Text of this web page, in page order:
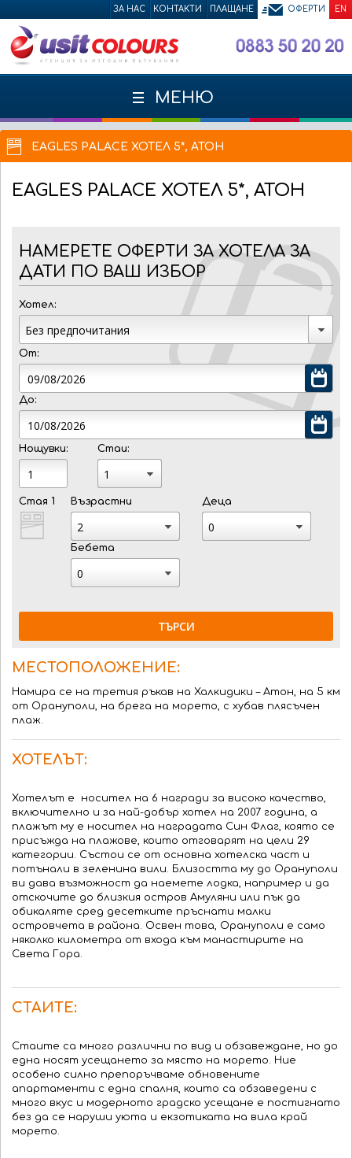
ЗА НАС КОНТАКТИ ПЛАЩАНЕ ОФЕРТИ EN
МЕНЮ
EAGLES PALACE ХОТЕЛ 5*, АТОН
EAGLES PALACE ХОТЕЛ 5*, АТОН
НАМЕРЕТЕ ОФЕРТИ ЗА ХОТЕЛА ЗА
ДАТИ ПО ВАШ ИЗБОР
Хотел:
От:
До:
Нощувки: Стаи:
Стая 1 Възрастни Деца
Бебета
ТЪРСИ
МЕСТОПОЛОЖЕНИЕ:
Намира се на третия ръкав на Халкидики – Атон, на 5 км
от Орануполи, на брега на морето, с хубав плясъчен
плаж.
ХОТЕЛЪТ:
Хотелът е носител на 6 награди за високо качество,
включително и за най-добър хотел на 2007 година, а
плажът му е носител на наградата Син Флаг, която се
присъжда на плажове, които отговарят на цели 29
категории. Състои се от основна хотелска част и
потънали в зеленина вили. Близостта му до Орануполи
ви дава възможност да наемете лодка, например и да
отскочите до близкия остров Амуляни или пък да
обикаляте сред десетките пръснати малки
островчета в района. Освен това, Орануполи е само
няколко километра от входа към манастирите на
Света Гора.
СТАИТЕ:
Стаите са много различни по вид и обзавеждане, но до
една носят усещането за място на морето. Ние
особено силно препоръчваме обновените
апартаменти с една спалня, които са обзаведени с
много вкус и модерното градско усещане е постигнато
без да се наруши уюта и екзотиката на вила край
морето.